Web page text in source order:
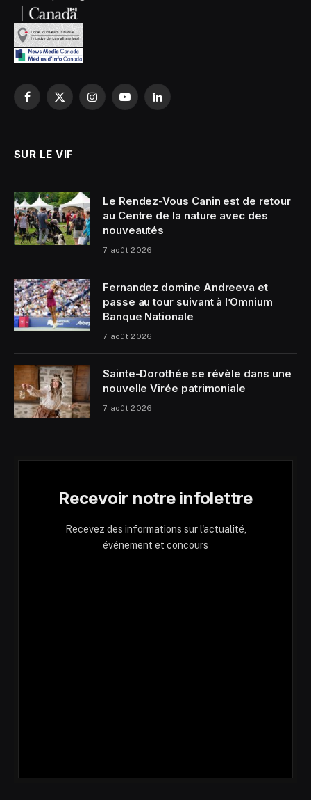
Facebook
X
InstagramYouTubeLinkedIn
SUR LE VIF
Le Rendez-Vous Canin est de retour
au Centre de la nature avec des
nouveautés
7 août 2026
Fernandez domine Andreeva et
passe au tour suivant à l’Omnium
Banque Nationale
7 août 2026
Sainte-Dorothée se révèle dans une
nouvelle Virée patrimoniale
7 août 2026
Recevoir notre infolettre
Recevez des informations sur l'actualité,
événement et concours